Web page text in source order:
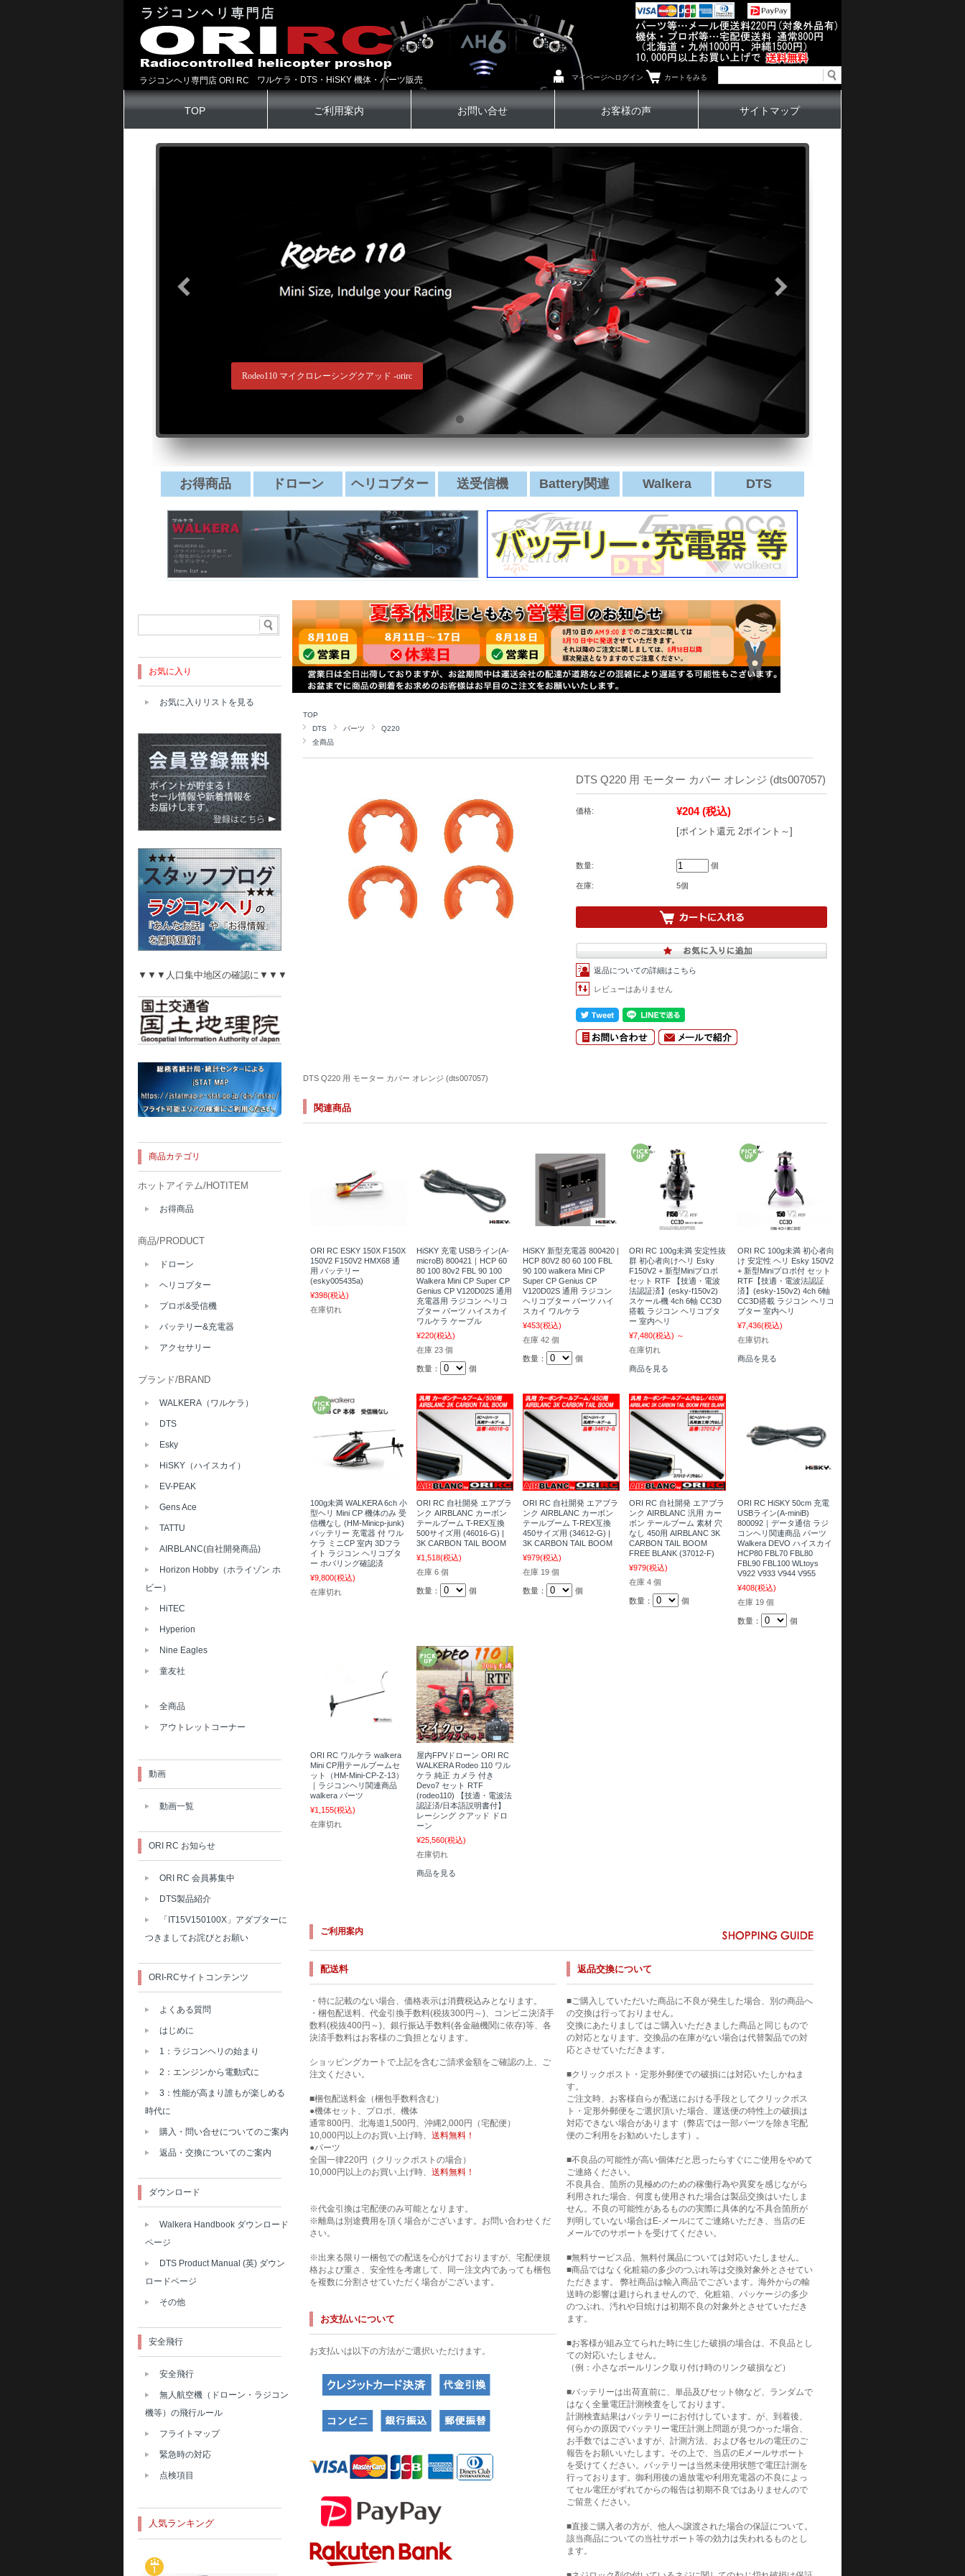
ラジコンヘリ専門店 ORI RC ワルケラ・DTS・HiSKY 機体・パーツ販売 マイページへログイン カートをみる
TOP ご利用案内 お問い合せ お客様の声 サイトマップ
TOP
DTS
パーツ
Q220
全商品
DTS Q220 用 モーター カバー オレンジ (dts007057)
価格: ¥204 (税込)
[ポイント還元 2ポイント～]
数量: 個
在庫: 5個
返品についての詳細はこちら
レビューはありません
DTS Q220 用 モーター カバー オレンジ (dts007057)
関連商品
ORI RC ESKY 150X F150X
150V2 F150V2 HMX68 通
用 バッテリー
(esky005435a)
¥398(税込)
在庫切れ
HiSKY 充電 USBライン(A-
microB) 800421｜HCP 60
80 100 80v2 FBL 90 100
Walkera Mini CP Super CP
Genius CP V120D02S 通用
充電器用 ラジコン ヘリコ
プター パーツ ハイスカイ
ワルケラ ケーブル
¥220(税込)
在庫 23 個
数量： 個
HiSKY 新型充電器 800420 |
HCP 80V2 80 60 100 FBL
90 100 walkera Mini CP
Super CP Genius CP
V120D02S 通用 ラジコン
ヘリコプター パーツ ハイ
スカイ ワルケラ
¥453(税込)
在庫 42 個
数量： 個
ORI RC 100g未満 安定性抜
群 初心者向けヘリ Esky
F150V2 + 新型Miniプロポ
セット RTF 【技適・電波
法認証済】(esky-f150v2)
スケール機 4ch 6軸 CC3D
搭載 ラジコン ヘリコプタ
ー 室内ヘリ
¥7,480(税込) ～
在庫切れ
商品を見る
ORI RC 100g未満 初心者向
け 安定性 ヘリ Esky 150V2
+ 新型Miniプロポ付 セット
RTF【技適・電波法認証
済】(esky-150v2) 4ch 6軸
CC3D搭載 ラジコン ヘリコ
プター 室内ヘリ
¥7,436(税込)
在庫切れ
商品を見る
100g未満 WALKERA 6ch 小
型ヘリ Mini CP 機体のみ 受
信機なし (HM-Minicp-junk)
バッテリー 充電器 付 ワル
ケラ ミニCP 室内 3Dフラ
イト ラジコン ヘリコプタ
ー ホバリング確認済
¥9,800(税込)
在庫切れ
ORI RC 自社開発 エアブラ
ンク AIRBLANC カーボン
テールブーム T-REX互換
500サイズ用 (46016-G) |
3K CARBON TAIL BOOM
¥1,518(税込)
在庫 6 個
数量： 個
ORI RC 自社開発 エアブラ
ンク AIRBLANC カーボン
テールブーム T-REX互換
450サイズ用 (34612-G) |
3K CARBON TAIL BOOM
¥979(税込)
在庫 19 個
数量： 個
ORI RC 自社開発 エアブラ
ンク AIRBLANC 汎用 カー
ボン テールブーム 素材 穴
なし 450用 AIRBLANC 3K
CARBON TAIL BOOM
FREE BLANK (37012-F)
¥979(税込)
在庫 4 個
数量： 個
ORI RC HiSKY 50cm 充電
USBライン(A-miniB)
800092｜データ通信 ラジ
コンヘリ関連商品 パーツ
Walkera DEVO ハイスカイ
HCP80 FBL70 FBL80
FBL90 FBL100 WLtoys
V922 V933 V944 V955
¥408(税込)
在庫 19 個
数量： 個
ORI RC ワルケラ walkera
Mini CP用テールブームセ
ット（HM-Mini-CP-Z-13）
｜ラジコンヘリ関連商品
walkera パーツ
¥1,155(税込)
在庫切れ
屋内FPVドローン ORI RC
WALKERA Rodeo 110 ワル
ケラ 純正 カメラ 付き
Devo7 セット RTF
(rodeo110) 【技適・電波法
認証済/日本語説明書付】
レーシング クアッド ドロ
ーン
¥25,560(税込)
在庫切れ
商品を見る
ご利用案内
配送料
・特に記載のない場合、価格表示は消費税込みとなります。
・梱包配送料、代金引換手数料(税抜300円～)、コンビニ決済手
数料(税抜400円～)、銀行振込手数料(各金融機関に依存)等、各
決済手数料はお客様のご負担となります。
ショッピングカートで上記を含むご請求金額をご確認の上、ご
注文ください。
■梱包配送料金（梱包手数料含む）
●機体セット、プロポ、機体
通常800円、北海道1,500円、沖縄2,000円（宅配便）
10,000円以上のお買い上げ時、 送料無料！
●パーツ
全国一律220円（クリックポストの場合）
10,000円以上のお買い上げ時、 送料無料！
※代金引換は宅配便のみ可能となります。
※離島は別途費用を頂く場合がございます。お問い合わせくだ
さい。
※出来る限り一梱包での配送を心がけておりますが、宅配便規
格および重さ、安全性を考慮して、同一注文内であっても梱包
を複数に分割させていただく場合がございます。
お支払いについて
お支払いは以下の方法がご選択いただけます。
返品交換について
■ご購入していただいた商品に不良が発生した場合、別の商品へ
の交換は行っておりません。
交換にあたりましてはご購入いただきました商品と同じもので
の対応となります。交換品の在庫がない場合は代替製品での対
応とさせていただきます。
■クリックポスト・定形外郵便での破損には対応いたしかねま
す。
ご注文時、お客様自らが配送における手段としてクリックポス
ト・定形外郵便をご選択頂いた場合、運送便の特性上の破損は
対応できない場合があります（弊店では一部パーツを除き宅配
便のご利用をお勧めいたします）。
■不良品の可能性が高い個体だと思ったらすぐにご使用をやめて
ご連絡ください。
不良具合、箇所の見極めのための稼働行為や異変を感じながら
利用された場合、何度も使用された場合は製品交換はいたしま
せん。不良の可能性があるものの実際に具体的な不具合箇所が
判明していない場合はE-メールにてご連絡いただき、当店のE
メールでのサポートを受けてください。
■無料サービス品、無料付属品については対応いたしません。
■商品ではなく化粧箱の多少のつぶれ等は交換対象外とさせてい
ただきます。 弊社商品は輸入商品でございます。海外からの輸
送時の影響は避けられませんので、化粧箱、パッケージの多少
のつぶれ、汚れや日焼けは初期不良の対象外とさせていただき
ます。
■お客様が組み立てられた時に生じた破損の場合は、不良品とし
ての対応いたしません。
（例：小さなボールリンク取り付け時のリンク破損など）
■バッテリーは出荷直前に、単品及びセット物など、ランダムで
はなく全量電圧計測検査をしております。
計測検査結果はバッテリーにお付けしています。が、到着後、
何らかの原因でバッテリー電圧計測上問題が見つかった場合、
お手数ではございますが、計測方法、および各セルの電圧のご
報告をお願いいたします。その上で、当店のEメールサポート
を受けてください。バッテリーは当然未使用状態で電圧計測を
行っております。御利用後の過放電や利用充電器の不良によっ
てセル電圧がずれてからの報告は初期不良ではありませんので
ご留意ください。
■直接ご購入者の方が、他人へ譲渡された場合の保証について。
該当商品についての当社サポート等の効力は失われるものとし
ます。
お気に入り
お気に入りリストを見る
▼▼▼人口集中地区の確認に▼▼▼
商品カテゴリ
ホットアイテム/HOTITEM
お得商品
商品/PRODUCT
ドローン
ヘリコプター
プロポ&受信機
バッテリー&充電器
アクセサリー
ブランド/BRAND
WALKERA（ワルケラ）
DTS
Esky
HiSKY（ハイスカイ）
EV-PEAK
Gens Ace
TATTU
AIRBLANC(自社開発商品)
Horizon Hobby（ホライゾン ホ
ビー）
HiTEC
Hyperion
Nine Eagles
童友社
全商品
アウトレットコーナー
動画
動画一覧
ORI RC お知らせ
ORI RC 会員募集中
DTS製品紹介
「IT15V150100X」アダプターに
つきましてお詫びとお願い
ORI-RCサイトコンテンツ
よくある質問
はじめに
1：ラジコンヘリの始まり
2：エンジンから電動式に
3：性能が高まり誰もが楽しめる
時代に
購入・問い合せについてのご案内
返品・交換についてのご案内
ダウンロード
Walkera Handbook ダウンロード
ページ
DTS Product Manual (英) ダウン
ロードページ
その他
安全飛行
安全飛行
無人航空機（ドローン・ラジコン
機等）の飛行ルール
フライトマップ
緊急時の対応
点検項目
人気ランキング